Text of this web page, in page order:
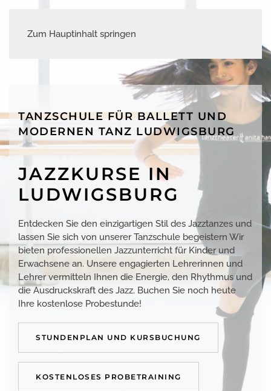
Zum Hauptinhalt springen
TANZSCHULE FÜR BALLETT UND
MODERNEN TANZ LUDWIGSBURG
JAZZKURSE IN
LUDWIGSBURG
Entdecken Sie den einzigartigen Stil des Jazztanzes und
lassen Sie sich von unserer Tanzschule begeistern Wir
bieten professionellen Jazzunterricht für Kinder und
Erwachsene an. Unsere engagierten Lehrerinnen und
Lehrer vermitteln Ihnen die Energie, den Rhythmus und
die Ausdruckskraft des Jazz. Buchen Sie noch heute
Ihre kostenlose Probestunde!
STUNDENPLAN UND KURSBUCHUNG
KOSTENLOSES PROBETRAINING